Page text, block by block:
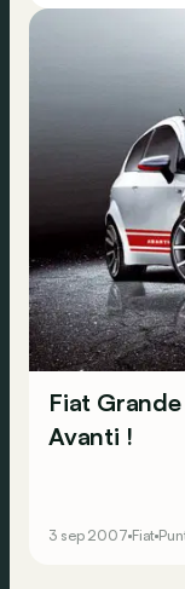
Fiat
Avanti !
3 sep 2007 Fiat